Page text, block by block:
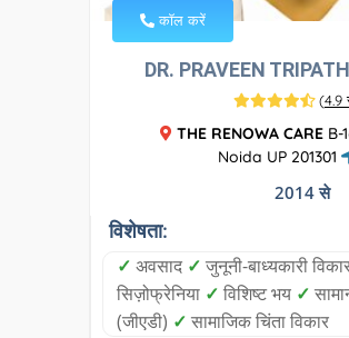
कॉल करें
DR. PRAVEEN
(4.9
THE RENOWA CARE B-
Noida UP 201301
2014 से
विशेषता:
✓ अवसाद ✓ जुनूनी-बाध्यकारी
सिज़ोफ्रेनिया ✓ विशिष्ट भय ✓
(जीएडी) ✓ सामाजिक चिंता विकार